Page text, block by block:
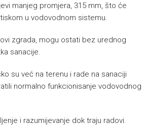
manjeg promjera, 315 mm, što će
u vodovodnom sistemu.
zgrada, mogu ostati bez urednog
sanacije.
su već na terenu i rade na sanaciji
normalno funkcionisanje vodovodnog
i razumijevanje dok traju radovi.